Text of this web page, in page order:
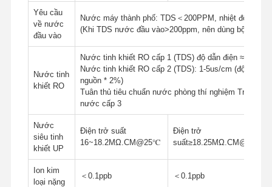
Yêu cầu
về nước
đầu vào
Nước máy thành phố: TDS＜200PPM, nhiệt độ: 5-
(Khi TDS nước đầu vào>200ppm, nên dùng bộ làm
Nước tinh
khiết RO
Nước tinh khiết RO cấp 1 (TDS) độ dẫn điện ≈ độ
Nước tinh khiết RO cấp 2 (TDS): 1-5us/cm (độ dẫn
nguồn * 2%)
Tuân thủ tiêu chuẩn nước phòng thí nghiệm Trung
nước cấp 3
Nước
siêu tinh
khiết UP
Điện trở suất
16~18.2MΩ.CM@25℃
Điện trở
suất≥18.25MΩ.CM@25℃
Ion kim
loại nặng
＜0.1ppb ＜0.1ppb